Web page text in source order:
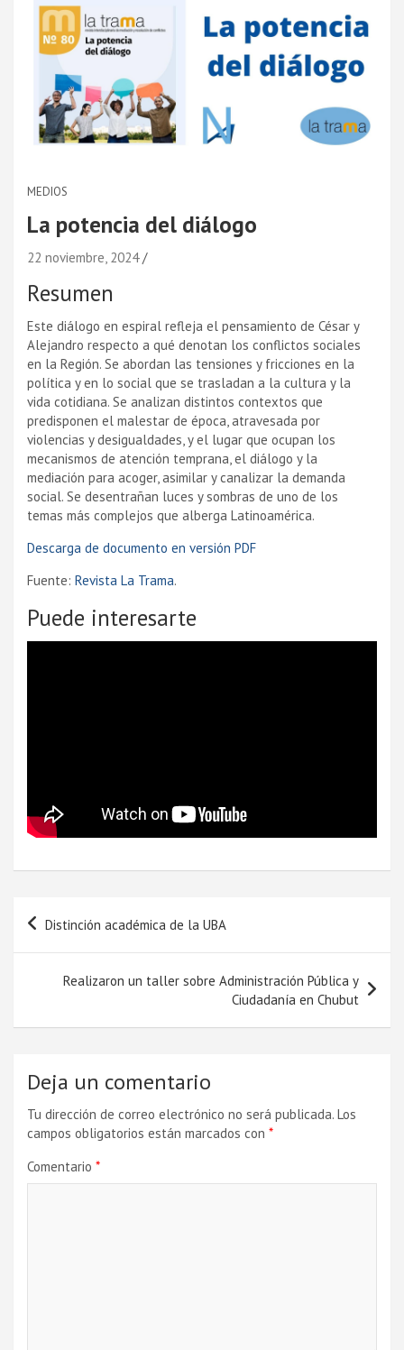
MEDIOS
La potencia del diálogo
22 noviembre, 2024
Resumen
Este diálogo en espiral refleja el pensamiento de César y
Alejandro respecto a qué denotan los conflictos sociales
en la Región. Se abordan las tensiones y fricciones en la
política y en lo social que se trasladan a la cultura y la
vida cotidiana. Se analizan distintos contextos que
predisponen el malestar de época, atravesada por
violencias y desigualdades, y el lugar que ocupan los
mecanismos de atención temprana, el diálogo y la
mediación para acoger, asimilar y canalizar la demanda
social. Se desentrañan luces y sombras de uno de los
temas más complejos que alberga Latinoamérica.
Descarga de documento en versión PDF
Fuente: Revista La Trama.
Puede interesarte
Navegación
de
entradas
Distinción académica de la UBA
Realizaron un taller sobre Administración Pública y
Ciudadanía en Chubut
Deja un comentario
Tu dirección de correo electrónico no será publicada. Los
campos obligatorios están marcados con *
Comentario *